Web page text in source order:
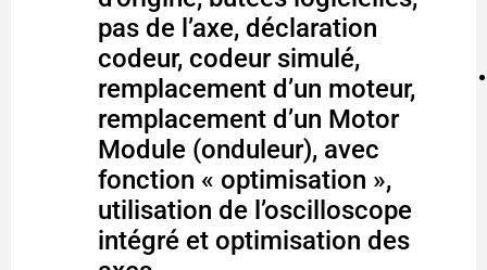
pas de l’axe, déclaration
codeur, codeur simulé,
remplacement d’un moteur,
remplacement d’un Motor
Module (onduleur), avec
fonction « optimisation »,
utilisation de l’oscilloscope
intégré et optimisation des